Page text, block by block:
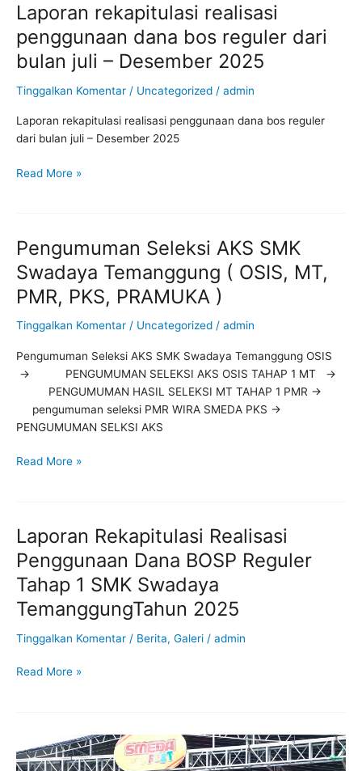
Laporan rekapitulasi realisasi
penggunaan dana bos reguler dari
bulan juli – Desember 2025
Tinggalkan Komentar / Uncategorized / admin
Laporan rekapitulasi realisasi penggunaan dana bos reguler
dari bulan juli – Desember 2025
Laporan
rekapitulasi
realisasi
penggunaan
bos
reguler
dari
juli
Read More »
Pengumuman Seleksi AKS SMK
Swadaya Temanggung ( OSIS, MT,
PMR, PKS, PRAMUKA )
Tinggalkan Komentar / Uncategorized / admin
Pengumuman Seleksi AKS SMK Swadaya Temanggung OSIS
-> PENGUMUMAN SELEKSI AKS OSIS TAHAP 1 MT ->
PENGUMUMAN HASIL SELEKSI MT TAHAP 1 PMR ->
pengumuman seleksi PMR WIRA SMEDA PKS ->
PENGUMUMAN SELKSI AKS
Pengumuman
Seleksi
AKS
SMK
Temanggung
(
OSIS,
PMR,
PKS,
)Read More »
Laporan Rekapitulasi Realisasi
Penggunaan Dana BOSP Reguler
Tahap 1 SMK Swadaya
TemanggungTahun 2025
Tinggalkan Komentar / Berita, Galeri / admin
Laporan
Rekapitulasi
Realisasi
Penggunaan
Dana
Reguler
1
2025
Read More »
AFTERSHINE
GEMPARKAN